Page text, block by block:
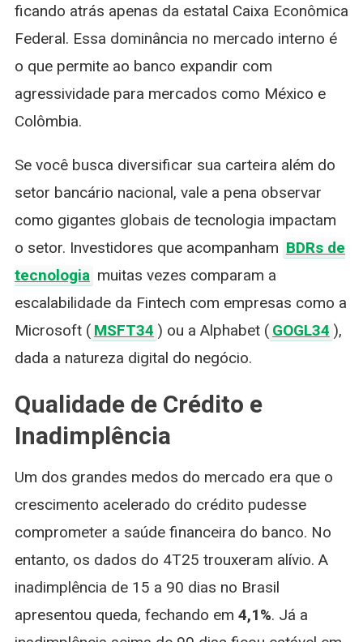
ficando atrás apenas da estatal Caixa Econômica
Federal. Essa dominância no mercado interno é
o que permite ao banco expandir com
agressividade para mercados como México e
Colômbia.
Se você busca diversificar sua carteira além do
setor bancário nacional, vale a pena observar
como gigantes globais de tecnologia impactam
o setor. Investidores que acompanham BDRs de
tecnologia muitas vezes comparam a
escalabilidade da Fintech com empresas como a
Microsoft ( MSFT34 ) ou a Alphabet ( GOGL34 ),
dada a natureza digital do negócio.
Qualidade de Crédito e
Inadimplência
Um dos grandes medos do mercado era que o
crescimento acelerado do crédito pudesse
comprometer a saúde financeira do banco. No
entanto, os dados do 4T25 trouxeram alívio. A
inadimplência de 15 a 90 dias no Brasil
apresentou queda, fechando em 4,1%. Já a